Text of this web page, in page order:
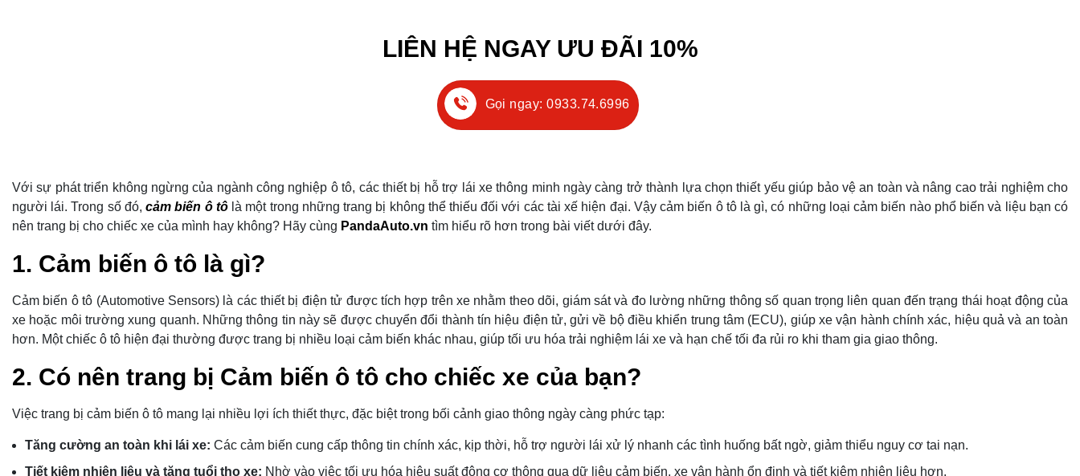
LIÊN HỆ NGAY ƯU ĐÃI 10%
Gọi ngay: 0933.74.6996
Với sự phát triển không ngừng của ngành công nghiệp ô tô, các thiết bị hỗ trợ lái xe thông minh ngày càng trở thành lựa chọn thiết yếu giúp bảo vệ an toàn và nâng cao trải nghiệm cho
người lái. Trong số đó,cảm biến ô tôlà một trong những trang bị không thể thiếu đối với các tài xế hiện đại. Vậy cảm biến ô tô là gì, có những loại cảm biến nào phổ biến và liệu bạn có
nên trang bị cho chiếc xe của mình hay không? Hãy cùng PandaAuto.vn tìm hiểu rõ hơn trong bài viết dưới đây.
1. Cảm biến ô tô là gì?
Cảm biến ô tô (Automotive Sensors) là các thiết bị điện tử được tích hợp trên xe nhằm theo dõi, giám sát và đo lường những thông số quan trọng liên quan đến trạng thái hoạt động của
xe hoặc môi trường xung quanh. Những thông tin này sẽ được chuyển đổi thành tín hiệu điện tử, gửi về bộ điều khiển trung tâm (ECU), giúp xe vận hành chính xác, hiệu quả và an toàn
hơn. Một chiếc ô tô hiện đại thường được trang bị nhiều loại cảm biến khác nhau, giúp tối ưu hóa trải nghiệm lái xe và hạn chế tối đa rủi ro khi tham gia giao thông.
2. Có nên trang bị Cảm biến ô tô cho chiếc xe của bạn?
Việc trang bị cảm biến ô tô mang lại nhiều lợi ích thiết thực, đặc biệt trong bối cảnh giao thông ngày càng phức tạp:
Tăng cường an toàn khi lái xe: Các cảm biến cung cấp thông tin chính xác, kịp thời, hỗ trợ người lái xử lý nhanh các tình huống bất ngờ, giảm thiểu nguy cơ tai nạn.
Tiết kiệm nhiên liệu và tăng tuổi thọ xe: Nhờ vào việc tối ưu hóa hiệu suất động cơ thông qua dữ liệu cảm biến, xe vận hành ổn định và tiết kiệm nhiên liệu hơn.